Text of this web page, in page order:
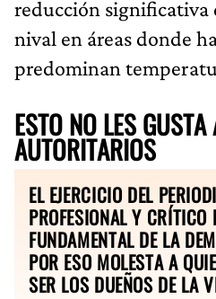
reducción significativa
nival en áreas donde
predominan
ESTO NO LES
AUTORITARIOS
EL EJERCICIO DEL
PROFESIONAL Y CRÍTICO
FUNDAMENTAL DE LA
POR ESO MOLESTA A
SER LOS DUEÑOS DE LA